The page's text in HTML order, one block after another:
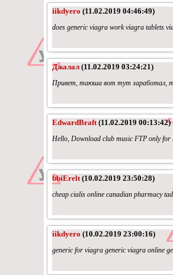
iikdyero (11.02.2019 04:46:49)
does generic viagra work viagra tablets
Джалал (11.02.2019 03:24:21)
Привет, таюша вот тут заработал,
EdwardBraft(11.02.2019 00:13:42)
Hello, Download club music FTP only
bbiErelt(10.02.2019 23:50:28)
cheap cialis online canadian pharmacy
iikdyero (10.02.2019 23:00:16)
generic for viagra generic viagra online